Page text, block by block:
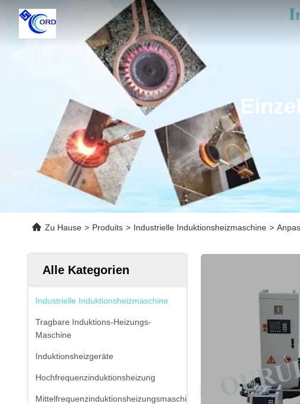
Zu Hause > Produits > Industrielle Induktionsheizmaschine >
Alle Kategorien
Industrielle Induktionsheizmaschine
Tragbare Induktions-Heizungs-
Maschine
Induktionsheizgeräte
Hochfrequenzinduktionsheizung
Mittelfrequenzinduktionsheizungsmaschine